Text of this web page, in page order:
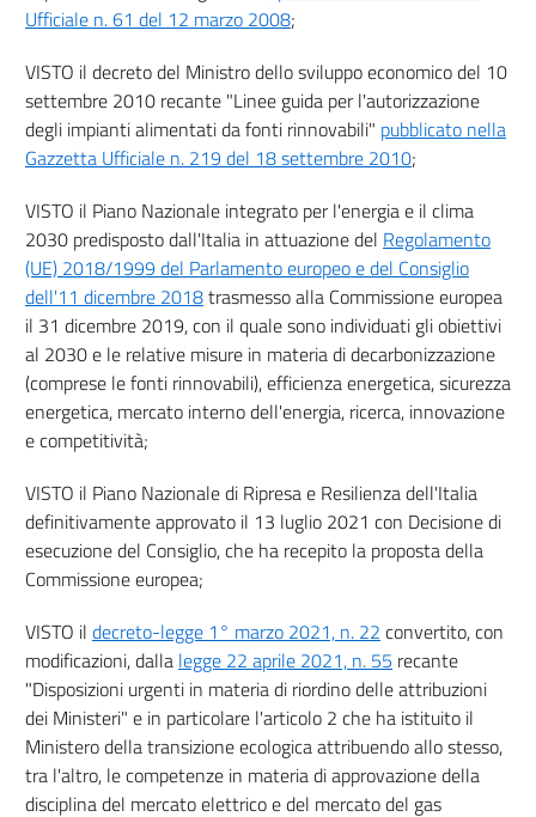
Ufficiale n. 61 del 12 marzo 2008;
VISTO il decreto del Ministro dello sviluppo economico del 10
settembre 2010 recante "Linee guida per l'autorizzazione
degli impianti alimentati da fonti rinnovabili" pubblicato nella
Gazzetta Ufficiale n. 219 del 18 settembre 2010;
VISTO il Piano Nazionale integrato per l'energia e il clima
2030 predisposto dall'Italia in attuazione del Regolamento
(UE) 2018/1999 del Parlamento europeo e del Consiglio
dell'11 dicembre 2018trasmesso alla Commissione europea
il 31 dicembre 2019, con il quale sono individuati gli obiettivi
al 2030 e le relative misure in materia di decarbonizzazione
(comprese le fonti rinnovabili), efficienza energetica, sicurezza
energetica, mercato interno dell'energia, ricerca, innovazione
e competitività;
VISTO il Piano Nazionale di Ripresa e Resilienza dell'Italia
definitivamente approvato il 13 luglio 2021 con Decisione di
esecuzione del Consiglio, che ha recepito la proposta della
Commissione europea;
VISTO il decreto-legge 1° marzo 2021, n. 22 convertito, con
modificazioni, dalla legge 22 aprile 2021, n. 55 recante
"Disposizioni urgenti in materia di riordino delle attribuzioni
dei Ministeri" e in particolare l'articolo 2 che ha istituito il
Ministero della transizione ecologica attribuendo allo stesso,
tra l'altro, le competenze in materia di approvazione della
disciplina del mercato elettrico e del mercato del gas